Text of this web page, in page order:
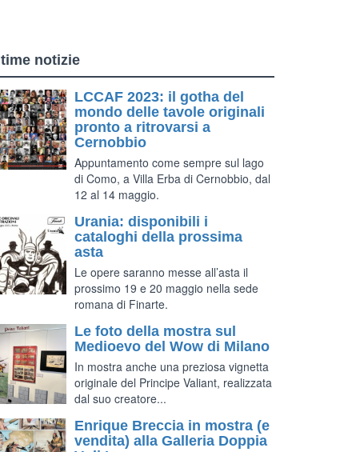
notizie
LCCAF 2023: il gotha del
mondo delle tavole originali
pronto a ritrovarsi a
Cernobbio
Appuntamento come sempre sul lago
di Como, a Villa Erba di Cernobbio, dal
12 al 14 maggio.
Urania: disponibili i
cataloghi della prossima
asta
Le opere saranno messe all’asta il
prossimo 19 e 20 maggio nella sede
romana di Finarte.
Le foto della mostra sul
Medioevo del Wow di Milano
In mostra anche una preziosa vignetta
originale del Principe Valiant, realizzata
dal suo creatore...
Enrique Breccia in mostra (e
vendita) alla Galleria Doppia